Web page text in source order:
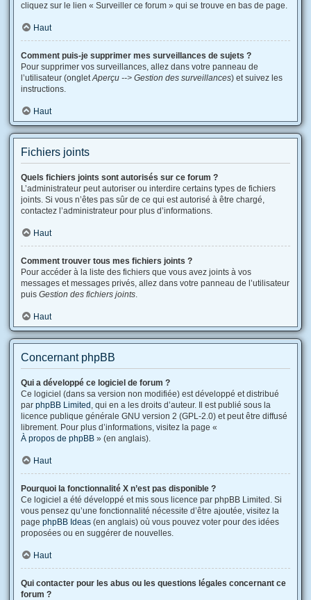
cliquez sur le lien « Surveiller ce forum » qui se trouve en bas de page.
Haut
Comment puis-je supprimer mes surveillances de sujets ?
Pour supprimer vos surveillances, allez dans votre panneau de
l’utilisateur (ongletAperçu --> Gestion des surveillances) et suivez les
instructions.
Haut
Fichiers joints
Quels fichiers joints sont autorisés sur ce forum ?
L’administrateur peut autoriser ou interdire certains types de fichiers
joints. Si vous n’êtes pas sûr de ce qui est autorisé à être chargé,
contactez l’administrateur pour plus d’informations.
Haut
Comment trouver tous mes fichiers joints ?
Pour accéder à la liste des fichiers que vous avez joints à vos
messages et messages privés, allez dans votre panneau de l’utilisateur
puis Gestion des fichiers joints.
Haut
Concernant phpBB
Qui a développé ce logiciel de forum ?
Ce logiciel (dans sa version non modifiée) est développé et distribué
par phpBB Limited , qui en a les droits d’auteur. Il est publié sous la
licence publique générale GNU version 2 (GPL-2.0) et peut être diffusé
librement. Pour plus d’informations, visitez la page «
À propos de phpBB » (en anglais).
Haut
Pourquoi la fonctionnalité X n’est pas disponible ?
Ce logiciel a été développé et mis sous licence par phpBB Limited. Si
vous pensez qu’une fonctionnalité nécessite d’être ajoutée, visitez la
page phpBB Ideas (en anglais) où vous pouvez voter pour des idées
proposées ou en suggérer de nouvelles.
Haut
Qui contacter pour les abus ou les questions légales concernant ce
forum ?